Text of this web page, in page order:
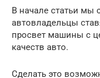
В начале статьи мы
автовладельцы
просвет машины с
качеств авто.
Сделать это